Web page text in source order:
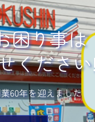
困り事は
くださ
60年を迎えました